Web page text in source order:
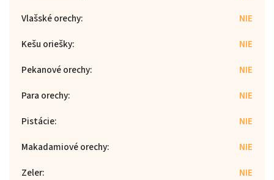
Vlašské orechy:
NIE
Kešu oriešky:
NIE
Pekanové orechy:
NIE
Para orechy:
NIE
Pistácie:
NIE
Makadamiové orechy:
NIE
Zeler:
NIE